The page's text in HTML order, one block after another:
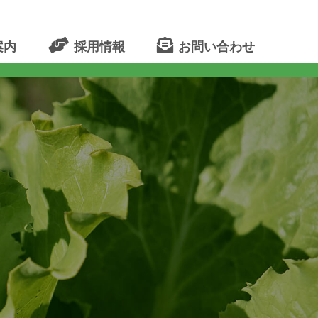
内 採用情報 お問い合わせ